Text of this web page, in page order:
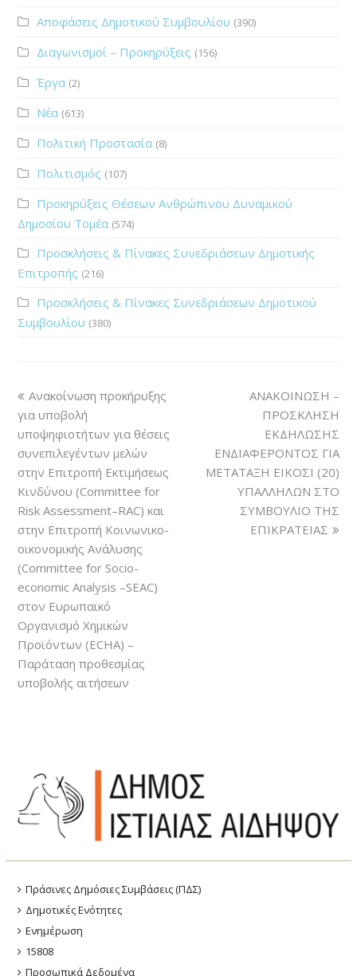
Αποφάσεις Δημοτικού Συμβουλίου (390)
Διαγωνισμοί – Προκηρύξεις (156)
Έργα (2)
Νέα (613)
Πολιτική Προστασία (8)
Πολιτισμός (107)
Προκηρύξεις Θέσεων Ανθρώπινου Δυναμικού
Δημοσίου Τομέα (574)
Προσκλήσεις & Πίνακες Συνεδριάσεων Δημοτικής
Επιτροπής (216)
Προσκλήσεις & Πίνακες Συνεδριάσεων Δημοτικού
Συμβουλίου (380)
Ανακοίνωση προκήρυξης
για υποβολή
υποψηφιοτήτων για θέσεις
συνεπιλεγέντων μελών
στην Επιτροπή Εκτιμήσεως
Κινδύνου (Committee for
Risk Assessment–RAC) και
στην Επιτροπή Κοινωνικο-
οικονομικής Ανάλυσης
(Committee for Socio-
economic Analysis –SEAC)
στον Ευρωπαϊκό
Οργανισμό Χημικών
Προϊόντων (ECHA) –
Παράταση προθεσμίας
υποβολής αιτήσεων
ΑΝΑΚΟΙΝΩΣΗ –
ΠΡΟΣΚΛΗΣΗ
ΕΚΔΗΛΩΣΗΣ
ΕΝΔΙΑΦΕΡΟΝΤΟΣ ΓΙΑ
ΜΕΤΑΤΑΞΗ ΕΙΚΟΣΙ (20)
ΥΠΑΛΛΗΛΩΝ ΣΤΟ
ΣΥΜΒΟΥΛΙΟ ΤΗΣ
ΕΠΙΚΡΑΤΕΙΑΣ
Πράσινες Δημόσιες Συμβάσεις (ΠΔΣ)
Δημοτικές Ενότητες
Ενημέρωση
15808
Προσωπικά Δεδομένα